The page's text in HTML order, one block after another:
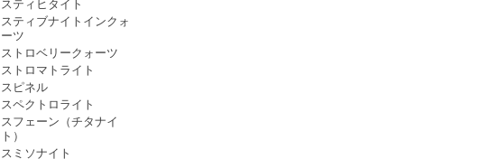
スティヒタイト
スティブナイトインクォ
ーツ
ストロベリークォーツ
ストロマトライト
スピネル
スペクトロライト
スフェーン（チタナイ
ト）
スミソナイト